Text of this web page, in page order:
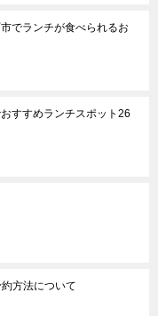
でランチが食べられるお
すすめランチスポット26
方法について